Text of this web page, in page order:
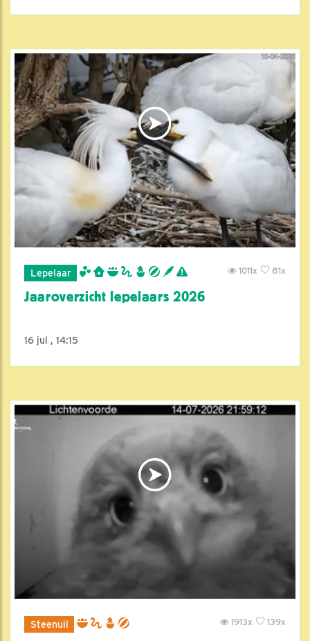
Lepelaar 81x
1011x
Jaaroverzicht lepelaars 2026
16 jul , 14:15
Steenuil 139x
1913x